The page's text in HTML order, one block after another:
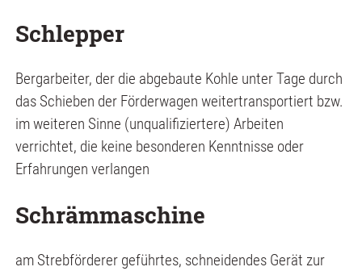
Schlepper
Bergarbeiter, der die abgebaute Kohle unter Tage durch
das Schieben der Förderwagen weitertransportiert bzw.
im weiteren Sinne (unqualifiziertere) Arbeiten
verrichtet, die keine besonderen Kenntnisse oder
Erfahrungen verlangen
Schrämmaschine
am Strebförderer geführtes, schneidendes Gerät zur